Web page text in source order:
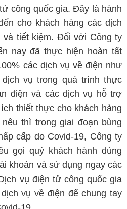
công quốc gia. Đây là hành
cho khách hàng các dịch
và tiết kiệm. Đối với Công ty
nay đã thực hiện hoàn tất
các dịch vụ về điện như
vụ trong quá trình thực
điện và các dịch vụ hỗ trợ
thiết thực cho khách hàng
thì trong giai đoạn bùng
cấp do Covid-19, Công ty
gọi quý khách hành dùng
khoản và sử dụng ngay các
vụ điện tử công quốc gia
vụ về điện để chung tay